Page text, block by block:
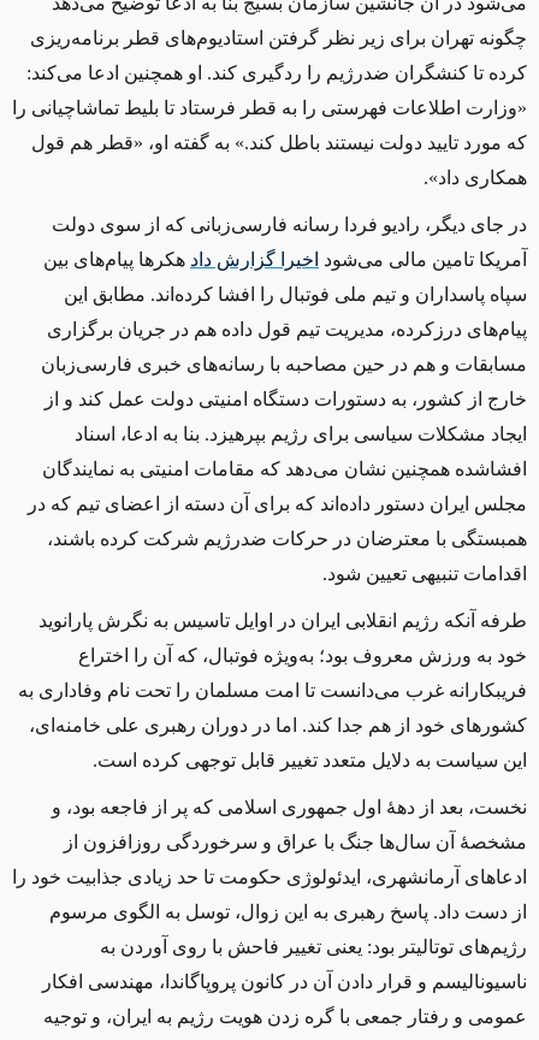
چگونه تهران برای زیر نظر گرفتن استادیوم‌های قطر برنامه‌ریزی
کرده تا کنشگران ضدرژیم را ردگیری کند. او همچنین ادعا می‌کند:
«وزارت اطلاعات فهرستی را به قطر فرستاد تا بلیط تماشاچیانی را
که مورد تایید دولت نیستند باطل کند.» به گفته او، «قطر هم قول
همکاری داد».
در جای دیگر، رادیو فردا رسانه فارسی‌زبانی که از سوی دولت
آمریکا تامین مالی می‌شود اخیرا گزارش داد هکرها پیام‌های بین
سپاه پاسداران و تیم ملی فوتبال را افشا کرده‌اند. مطابق این
پیام‌های درزکرده، مدیریت تیم قول داده هم در جریان برگزاری
مسابقات و هم در حین مصاحبه با رسانه‌های خبری فارسی‌زبان
خارج از کشور، به دستورات دستگاه امنیتی دولت عمل کند و از
ایجاد مشکلات سیاسی برای رژیم بپرهیزد. بنا به ادعا، اسناد
افشاشده همچنین نشان می‌دهد که مقامات امنیتی به نمایندگان
مجلس ایران دستور داده‌اند که برای آن دسته از اعضای تیم که در
همبستگی با معترضان در حرکات ضدرژیم شرکت کرده باشند،
اقدامات تنبیهی تعیین شود.
طرفه آنکه رژیم انقلابی ایران در اوایل تاسیس به نگرش پارانوید
خود به ورزش معروف بود؛ به‌ویژه فوتبال، که آن را اختراع
فریبکارانه غرب می‌دانست تا امت مسلمان را تحت نام وفاداری به
کشورهای خود از هم جدا ‌کند. اما در دوران رهبری علی خامنه‌ای،
این سیاست به دلایل متعدد تغییر قابل توجهی کرده است.
نخست، بعد از دههٔ اول جمهوری اسلامی که پر از فاجعه بود، و
مشخصهٔ آن سال‌ها جنگ با عراق و سرخوردگی روزافزون از
ادعاهای آرمانشهری، ایدئولوژی حکومت تا حد زیادی جذابیت خود را
از دست داد. پاسخ رهبری به این زوال، توسل به الگوی مرسوم
رژیم‌های توتالیتر بود: یعنی تغییر فاحش با روی آوردن به
ناسیونالیسم و قرار دادن آن در کانون پروپاگاندا، مهندسی افکار
عمومی و رفتار جمعی با گره زدن هویت رژیم به ایران، و توجیه